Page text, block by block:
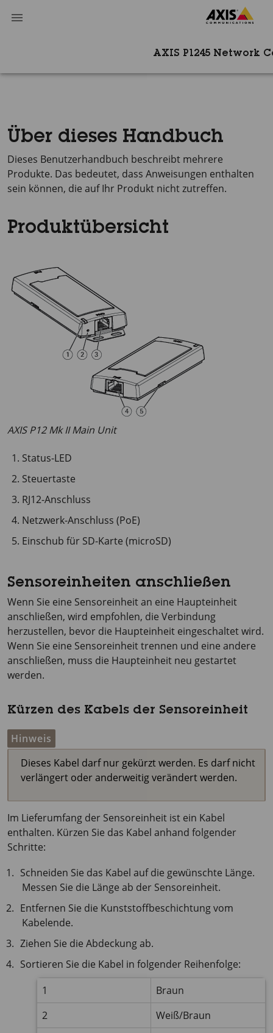
AXIS P1245 Network
Über dieses Handbuch
Dieses Benutzerhandbuch beschreibt mehrere
Produkte. Das bedeutet, dass Anweisungen enthalten
sein können, die auf Ihr Produkt nicht zutreffen.
Produktübersicht
AXIS P12 Mk II Main Unit
Status-LED
Steuertaste
RJ12-Anschluss
Netzwerk-Anschluss (PoE)
Einschub für SD-Karte (microSD)
Sensoreinheiten anschließen
Wenn Sie eine Sensoreinheit an eine Haupteinheit
anschließen, wird empfohlen, die Verbindung
herzustellen, bevor die Haupteinheit eingeschaltet wird.
Wenn Sie eine Sensoreinheit trennen und eine andere
anschließen, muss die Haupteinheit neu gestartet
werden.
Kürzen des Kabels der Sensoreinheit
Hinweis
Dieses Kabel darf nur gekürzt werden. Es darf nicht
verlängert oder anderweitig verändert werden.
Im Lieferumfang der Sensoreinheit ist ein Kabel
enthalten. Kürzen Sie das Kabel anhand folgender
Schritte:
Schneiden Sie das Kabel auf die gewünschte Länge.
Messen Sie die Länge ab der Sensoreinheit.
Entfernen Sie die Kunststoffbeschichtung vom
Kabelende.
Ziehen Sie die Abdeckung ab.
Sortieren Sie die Kabel in folgender Reihenfolge:
1
Braun
2
Weiß/Braun